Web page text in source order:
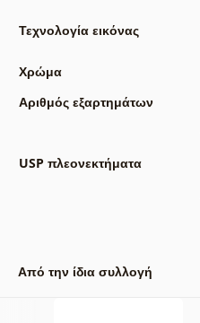
Τεχνολογία εικόνας
Χρώμα
Αριθμός εξαρτημάτων
USP πλεονεκτήματα
Από την ίδια συλλογή